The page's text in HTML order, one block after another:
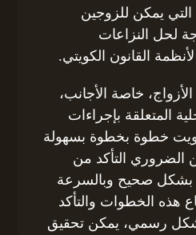
التي يمكن للزوجين
لحل النزاعات
القانون الكويتي.
خاصة الأجانب،
المتعلقة بإجراءات
خطوة بخطوة بسهولة
الضروري التأكد من
بشكل صحيح وبالسرعة
هذه الخطوات والتأكد
رسمي، يمكن تحقيق